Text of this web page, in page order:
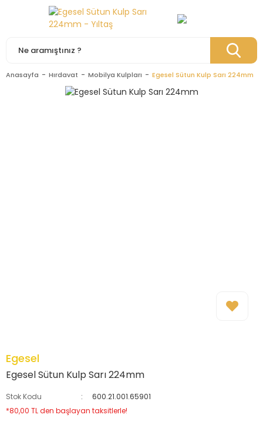
Anasayfa Hırdavat Mobilya Kulpları Egesel Sütun Kulp Sarı 224mm
Egesel
Egesel Sütun Kulp Sarı 224mm
Stok Kodu
600.21.001.65901
*80,00 TL den başlayan taksitlerle!